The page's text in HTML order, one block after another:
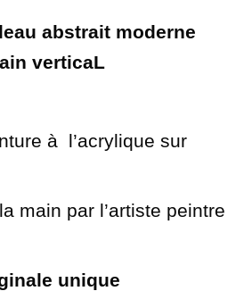
abstrait moderne
verticaL
à l’acrylique sur
main par l’artiste peintre
unique